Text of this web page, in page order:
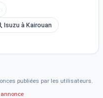
Isuzu à Kairouan
publiées par les utilisateurs.